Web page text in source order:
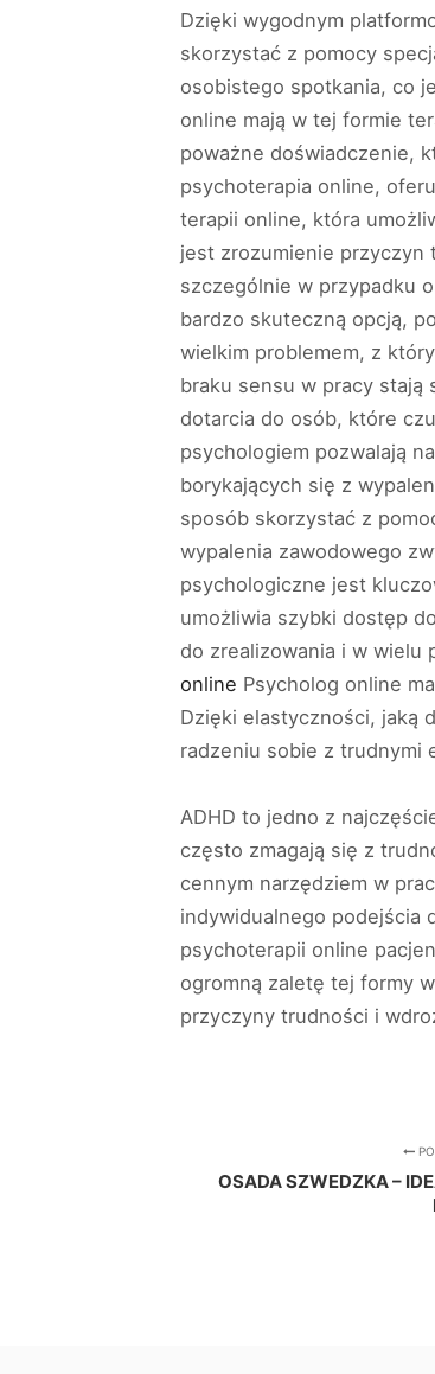
Dzięki wygodnym
skorzystać z pomocy
osobistego spotkania, co
online mają w tej formie
poważne doświadczenie,
psychoterapia online,
terapii online, która
jest zrozumienie przyczyn
szczególnie w przypadku
bardzo skuteczną opcją,
wielkim problemem, z
braku sensu w pracy stają
dotarcia do osób, które
psychologiem pozwalają
borykających się z
sposób skorzystać z
wypalenia zawodowego
psychologiczne jest
umożliwia szybki dostęp
do zrealizowania i w wielu
online Psycholog online
Dzięki elastyczności, jaką
radzeniu sobie z trudnymi
ADHD to jedno z
często zmagają się z
cennym narzędziem w
indywidualnego podejścia
psychoterapii online
ogromną zaletę tej formy
przyczyny trudności i
OSADA SZWEDZKA –